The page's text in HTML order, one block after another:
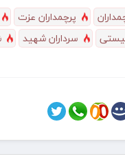
پرچمداران عزت
سرداران شهید